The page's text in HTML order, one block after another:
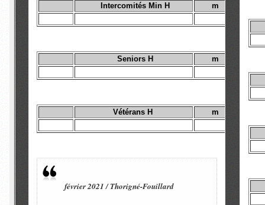
Intercomités Min H m
Seniors H m
Vétérans H m
février 2021 / Thorigné-Fouillard